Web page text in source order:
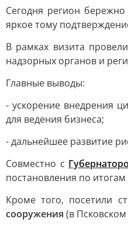
Сегодня регион бережно
яркое тому
В рамках визита провели
надзорных органов и
Главные выводы:
- ускорение внедрения
для ведения бизнеса;
- дальнейшее развитие
Совместно с
постановления по
Кроме того, посетили
сооружения (в